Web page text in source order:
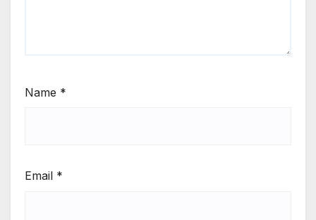
Name *
Email *